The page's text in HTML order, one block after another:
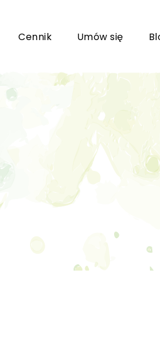
Cennik Umów się
bariatryczne
dzieci i młodzieży
rodzinna
Trening Umiejętności